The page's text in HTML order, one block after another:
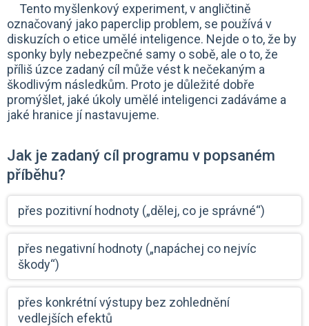
Tento myšlenkový experiment, v angličtině
označovaný jako paperclip problem, se používá v
diskuzích o etice umělé inteligence. Nejde o to, že by
sponky byly nebezpečné samy o sobě, ale o to, že
příliš úzce zadaný cíl může vést k nečekaným a
škodlivým následkům. Proto je důležité dobře
promýšlet, jaké úkoly umělé inteligenci zadáváme a
jaké hranice jí nastavujeme.
Jak je zadaný cíl programu v popsaném
příběhu?
přes pozitivní hodnoty („dělej, co je správné“)
přes negativní hodnoty („napáchej co nejvíc
škody“)
přes konkrétní výstupy bez zohlednění
vedlejších efektů